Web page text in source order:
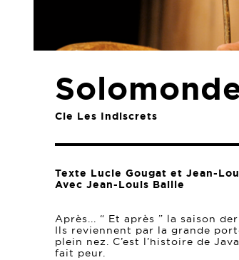
Cie Les Indiscrets
Texte Lucie Gougat et Jean-
Avec Jean-Louis Baille
Après... “ Et après ” la saison
Ils reviennent par la grande
plein nez. C’est l’histoire de
fait peur.